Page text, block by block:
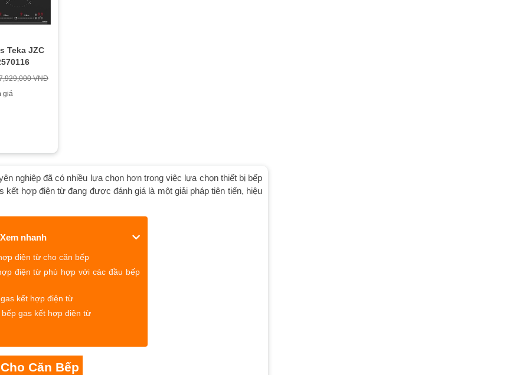
Teka JZC
VNĐ
giá
nghiệp đã có nhiều lựa chọn hơn trong việc lựa chọn thiết bị bếp
hợp điện từ đang được đánh giá là một giải pháp tiên tiến, hiệu
Xem nhanh
điện từ cho căn bếp
điện từ phù hợp với các đầu bếp
kết hợp điện từ
gas kết hợp điện từ
Căn Bếp